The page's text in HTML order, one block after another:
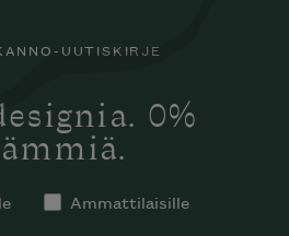
UUTISKIRJE
0%
Ammattilaisille